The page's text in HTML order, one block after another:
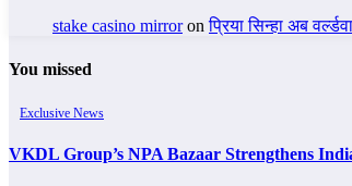
stake casino mirroronप्रिया सिन्हा अब
You missed
Exclusive News
VKDL Group’s NPA Bazaar Strengthens